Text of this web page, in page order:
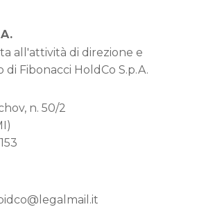
all'attività di direzione e
Fibonacci HoldCo S.p.A.
n. 50/2